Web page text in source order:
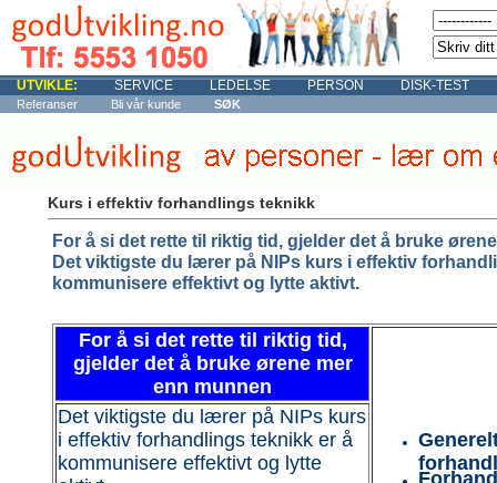
UTVIKLE: SERVICE LEDELSE PERSON DISK-TEST
Referanser Bli vår kunde SØK
Kurs i effektiv forhandlings teknikk
For å si det rette til riktig tid, gjelder det å bruke
Det viktigste du lærer på NIPs kurs i effektiv
kommunisere effektivt og lytte aktivt.
For å si det rette til riktig tid,
gjelder det å bruke ørene mer
enn munnen
Det viktigste du lærer på NIPs kurs
i effektiv forhandlings teknikk er å
kommunisere effektivt og lytte